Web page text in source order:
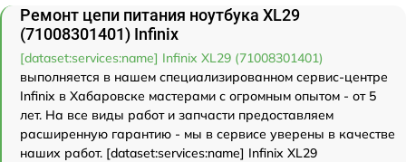
Ремонт цепи питания ноутбука XL29
(71008301401) Infinix
[dataset:services:name] Infinix XL29 (71008301401)
выполняется в нашем специализированном сервис-центре
Infinix в Хабаровске мастерами с огромным опытом - от 5
лет. На все виды работ и запчасти предоставляем
расширенную гарантию - мы в сервисе уверены в качестве
наших работ. [dataset:services:name] Infinix XL29